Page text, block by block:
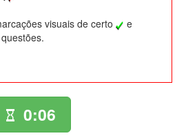
visuais de certo
e
0:06